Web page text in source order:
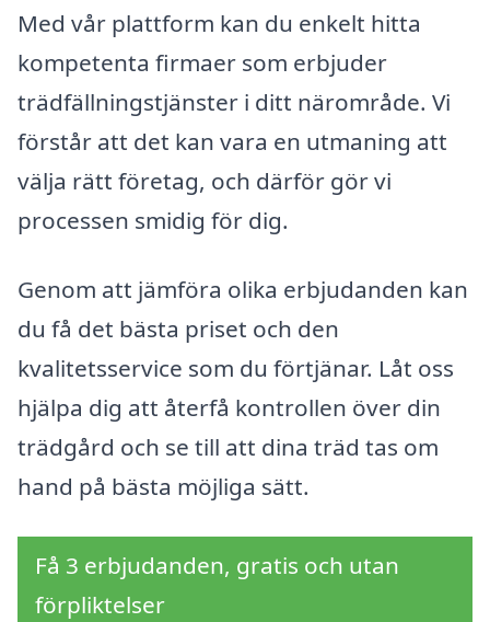
Med vår plattform kan du enkelt hitta
kompetenta firmaer som erbjuder
trädfällningstjänster i ditt närområde. Vi
förstår att det kan vara en utmaning att
välja rätt företag, och därför gör vi
processen smidig för dig.
Genom att jämföra olika erbjudanden kan
du få det bästa priset och den
kvalitetsservice som du förtjänar. Låt oss
hjälpa dig att återfå kontrollen över din
trädgård och se till att dina träd tas om
hand på bästa möjliga sätt.
Få 3 erbjudanden, gratis och utan
förpliktelser